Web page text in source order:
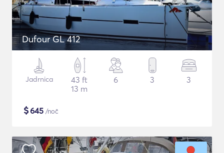
Dufour GL 412
Jadrnica
43 ft
13 m
6 3 3
$645 /noč